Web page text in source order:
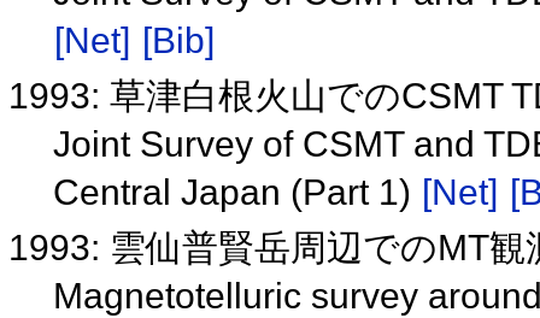
[Net] [Bib]
1993: 草津白根火山でのCSMT
Joint Survey of CSMT and
Central Japan (Part 1) [Net]
1993: 雲仙普賢岳周辺でのMT
Magnetotelluric survey